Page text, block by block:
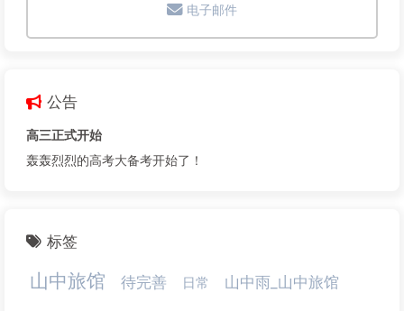
电子邮件
公告
高三正式开始
轰轰烈烈的高考大备考开始了！
标签
山中旅馆 待完善 日常 山中雨_山中旅馆